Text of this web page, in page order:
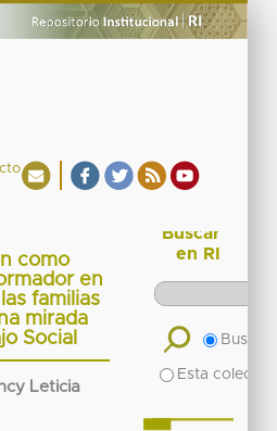
como
en
familias
mirada
Social
Leticia
Buscar
en RI
Buscar
Esta